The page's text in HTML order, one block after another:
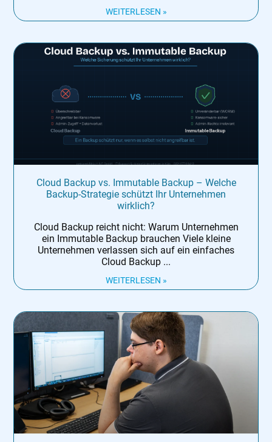
WEITERLESEN »
Cloud Backup vs. Immutable Backup – Welche
Backup-Strategie schützt Ihr Unternehmen
wirklich?
Cloud Backup reicht nicht: Warum Unternehmen
ein Immutable Backup brauchen Viele kleine
Unternehmen verlassen sich auf ein einfaches
Cloud Backup
WEITERLESEN »